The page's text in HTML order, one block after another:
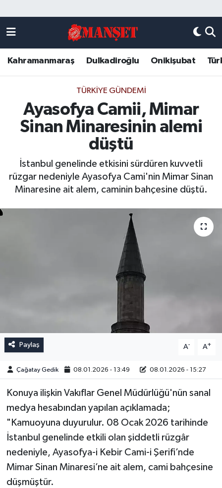
Kahramanmaraş Dulkadiroğlu Onikişubat
TÜRKIYE GÜNDEMI
Ayasofya Camii, Mimar
Sinan Minaresinin alemi
düştü
İstanbul genelinde etkisini sürdüren kuvvetli
rüzgar nedeniyle Ayasofya Cami'nin Mimar Sinan
Minaresine ait alem, caminin bahçesine düştü.
Paylaş A- A+
Çağatay Gedik 08.01.2026 - 13:49 08.01.2026 - 15:27
Konuya ilişkin Vakıflar Genel Müdürlüğü'nün sanal
medya hesabından yapılan açıklamada;
"Kamuoyuna duyurulur. 08 Ocak 2026 tarihinde
İstanbul genelinde etkili olan şiddetli rüzgâr
nedeniyle, Ayasofya-i Kebir Cami-i Şerifi’nde
Mimar Sinan Minaresi’ne ait alem, cami bahçesine
düşmüştür.
DULKADİROĞLU
KAHRAMANMARAŞ
ONİKİŞUBAT
Künye
Kahramanmaraş Nöbetçi Eczaneler
Kahramanmaraş Hava Durumu
Kahramanmaraş Trafik Yoğunluk Haritası
Süper Lig Puan Durumu ve Fikstür
Son Dakika Haberleri
Haber Arşivi